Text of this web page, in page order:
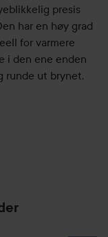
presis
har en høy grad
for varmere
i den ene enden
runde ut brynet.